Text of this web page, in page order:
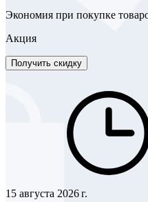
Экономия при покупке
Акция
Получить скидку
15 августа 2026 г.